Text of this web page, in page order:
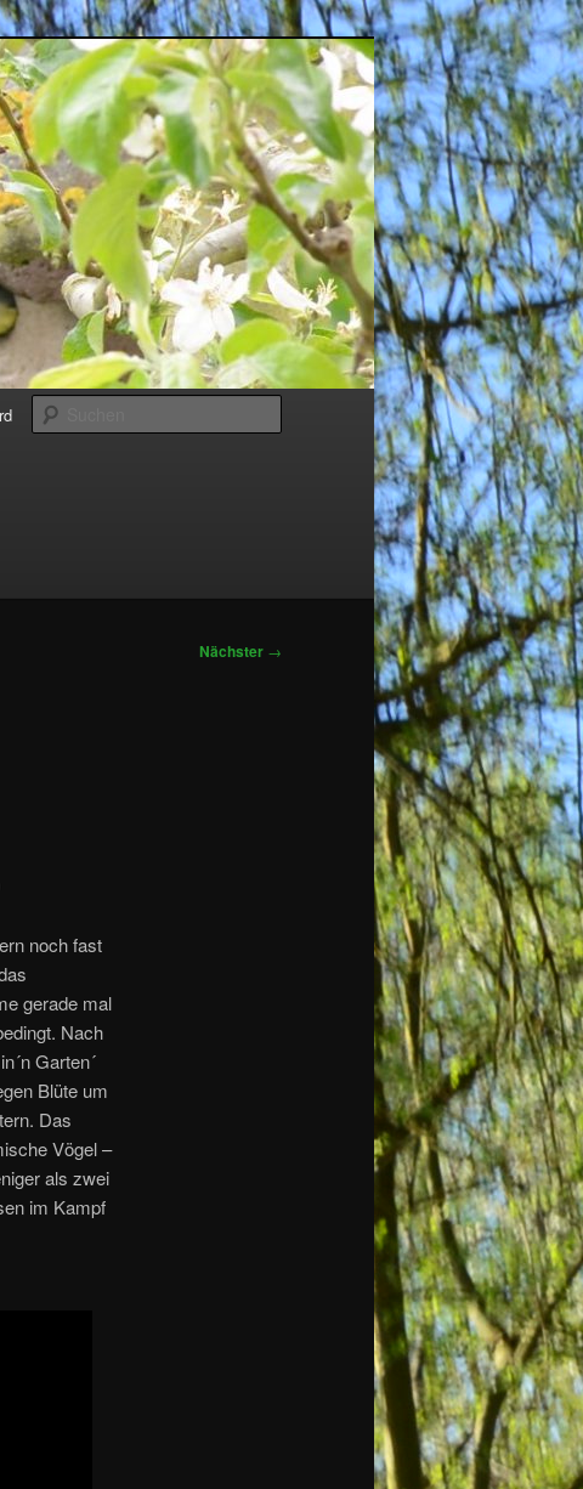
Nächster →
noch fast
gerade mal
Nach
Garten´
Blüte um
Das
Vögel –
als zwei
im Kampf